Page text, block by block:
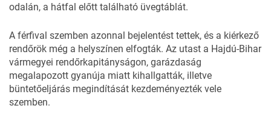
odalán, a hátfal előtt található üvegtáblát.
A férfival szemben azonnal bejelentést tettek, és a kiérkező
rendőrök még a helyszínen elfogták. Az utast a Hajdú-Bihar
vármegyei rendőrkapitányságon, garázdaság
megalapozott gyanúja miatt kihallgatták, illetve
büntetőeljárás megindítását kezdeményezték vele
szemben.